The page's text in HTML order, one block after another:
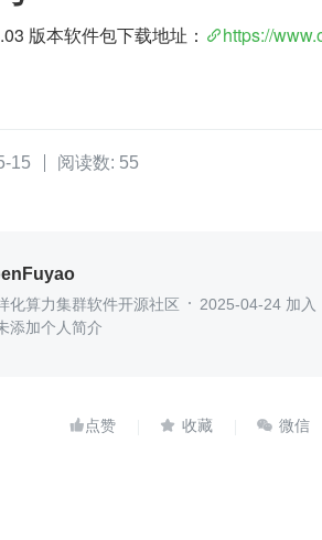
版本软件包下载地址： https://
15 阅读数: 55
化算力集群软件开源社区
2025-04-24 加入
添加个人简介
  